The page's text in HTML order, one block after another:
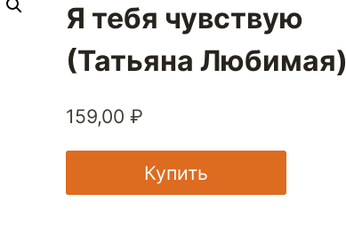
Я тебя чувствую
(Татьяна Любимая)
159,00 ₽
Купить